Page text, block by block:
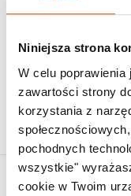
Niniejsza strona
W celu poprawienia
zawartości strony
korzystania z
pochodnych
wszystkie"
cookie w Twoim